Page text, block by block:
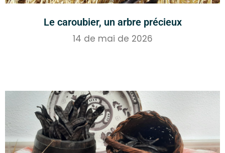
Le caroubier, un arbre précieux
14 de mai de 2026